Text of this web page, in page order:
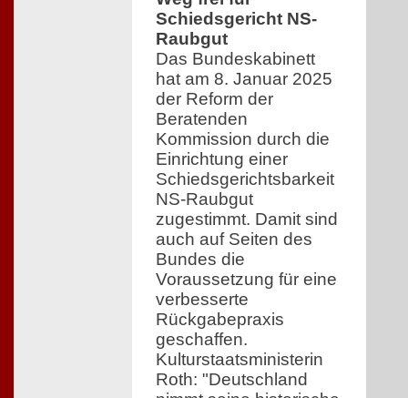
Schiedsgericht NS-
Raubgut
Das Bundeskabinett
hat am 8. Januar 2025
der Reform der
Beratenden
Kommission durch die
Einrichtung einer
Schiedsgerichtsbarkeit
NS-Raubgut
zugestimmt. Damit sind
auch auf Seiten des
Bundes die
Voraussetzung für eine
verbesserte
Rückgabepraxis
geschaffen.
Kulturstaatsministerin
Roth: "Deutschland